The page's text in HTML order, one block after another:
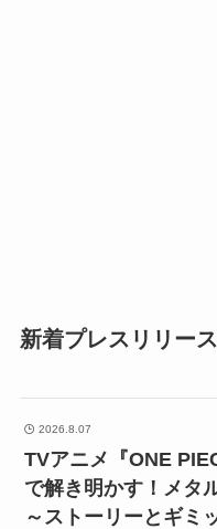
新着プレスリリー
2026.8.07
TVアニメ『ONE
で解き明かす！メタ
～ストーリーとギミ